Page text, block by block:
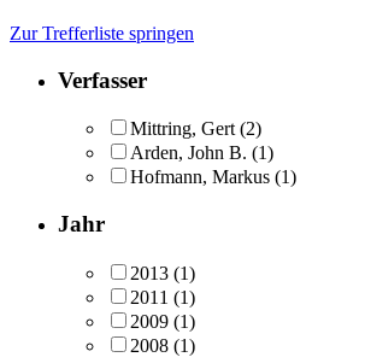
Zur Trefferliste springen
Verfasser
Mittring, Gert (2)
Arden, John B. (1)
Hofmann, Markus (1)
Jahr
2013 (1)
2011 (1)
2009 (1)
2008 (1)